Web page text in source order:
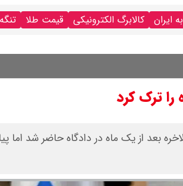
ایران کالابرگ الکترونیکی قیمت طلا
را ترک کرد
بعد از یک ماه در دادگاه حاضر شد